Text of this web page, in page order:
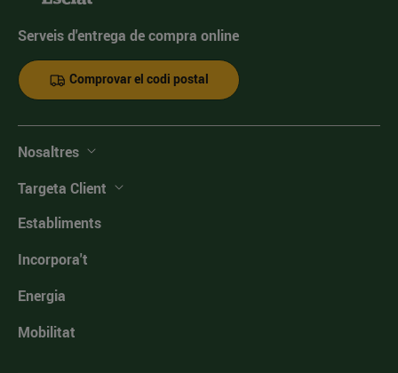
Serveis d'entrega de compra online
Comprovar el codi postal
Nosaltres
Targeta Client
Establiments
Incorpora't
Energia
Mobilitat